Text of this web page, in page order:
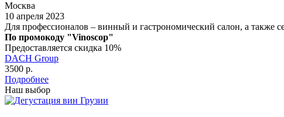
Москва
10 апреля 2023
Для профессионалов – винный и гастрономический салон, а также
По промокоду "Vinoscop"
Предоставляется скидка 10%
DACH Group
3500 р.
Подробнее
Наш выбор